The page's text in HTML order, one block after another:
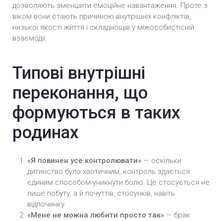
дозволяють зменшити емоційне навантаження. Проте з
віком вони стають причиною внутрішніх конфліктів,
низької якості життя і складнощів у міжособистісній
взаємодії.
Типові внутрішні
переконання, що
формуються в таких
родинах
«Я повинен усе контролювати» — оскільки
дитинство було хаотичним, контроль здається
єдиним способом уникнути болю. Це стосується не
лише побуту, а й почуттів, стосунків, навіть
відпочинку.
«Мене не можна любити просто так» — брак